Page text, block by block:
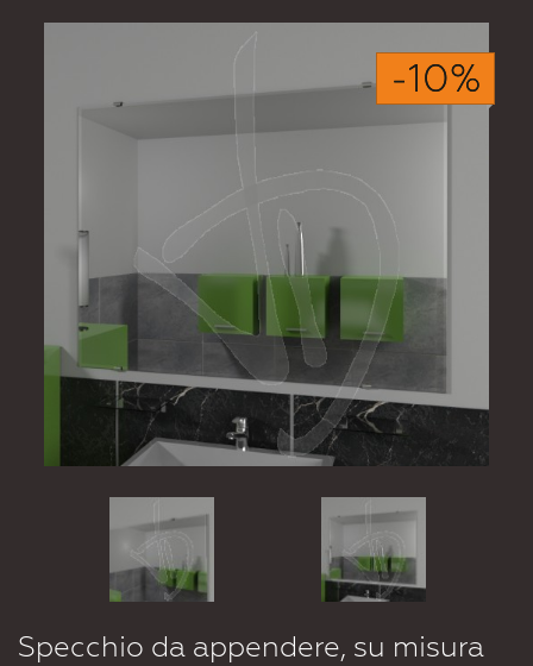
-10%
Specchio da appendere, su misura